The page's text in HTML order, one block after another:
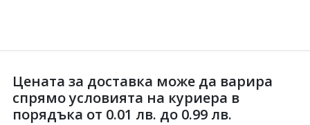
Цената за доставка може да варира
спрямо условията на куриера в
порядъка от 0.01 лв. до 0.99 лв.